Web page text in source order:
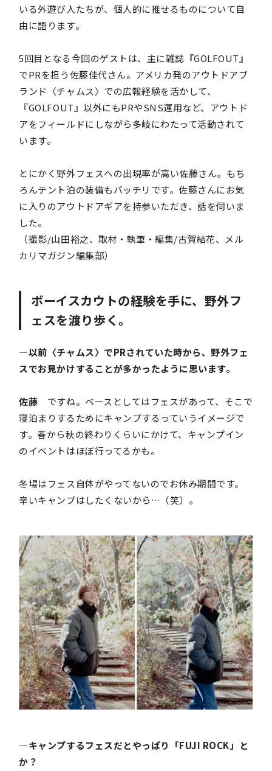
いる外遊び人たちが、個人的に推せるものについて自
由に語ります。
5回目となる今回のゲストは、主に雑誌『GOLFOUT』
でPRを担う佐藤佳代さん。アメリカ発のアウトドアブ
ランド〈チャムス〉での広報経験を活かして、
『GOLFOUT』以外にもPRやSNS運用など、アウトド
アをフィールドにしながら多岐にわたって活動されて
います。
とにかく野外フェスへの出現率が高い佐藤さん。もち
ろんテント泊の装備もバッチリです。佐藤さんにお気
に入りのアウトドアギアを持参いただき、話を伺いま
した。
（撮影/山田裕之、取材・執筆・編集/古賀結花、メル
カリマガジン編集部）
ボーイスカウトの経験を手に、野外フ
ェスを渡り歩く。
―以前〈チャムス〉でPRされていた時から、野外フェ
スでお見かけすることが多かったように思います。
佐藤 ですね。ベースとしてはフェスがあって、そこで
寝泊まりするためにキャンプするっていうイメージで
す。春から秋の終わりくらいにかけて、キャンプイン
のイベントはほぼ行ってるかも。
冬場はフェス自体がやってないのでお休み期間です。
辛いキャンプはしたくないから…（笑）。
―キャンプするフェスだとやっぱり「FUJI ROCK」と
か？